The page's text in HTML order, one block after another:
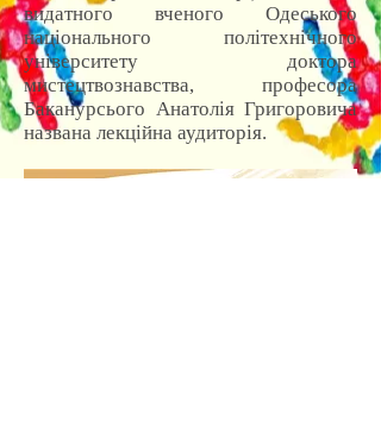
видатного вченого Одеського
національного політехнічного
університету доктора
мистецтвознавства, професора
Баканурсього Анатолія Григоровича
названа лекційна аудиторія.